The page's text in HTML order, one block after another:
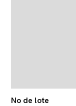
No de lote